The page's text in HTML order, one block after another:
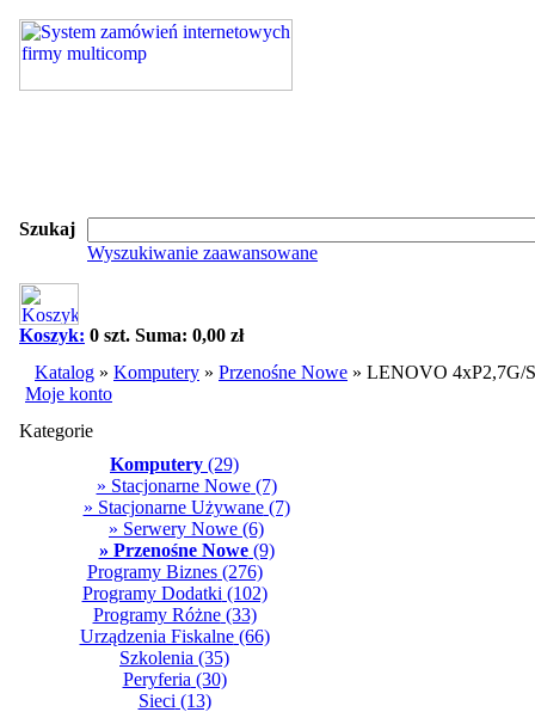
Szukaj
Wyszukiwanie zaawansowane
Koszyk: 0 szt. Suma: 0,00 zł
Katalog » Komputery » Przenośne Nowe » LENOVO 4xP2,7G/
Moje konto
Kategorie
Komputery (29)
» Stacjonarne Nowe(7)
» Stacjonarne Używane(7)
» Serwery Nowe (6)
» Przenośne Nowe(9)
Programy Biznes(276)
Programy Dodatki (102)
Programy Różne(33)
Urządzenia Fiskalne(66)
Szkolenia (35)
Peryferia (30)
Sieci (13)